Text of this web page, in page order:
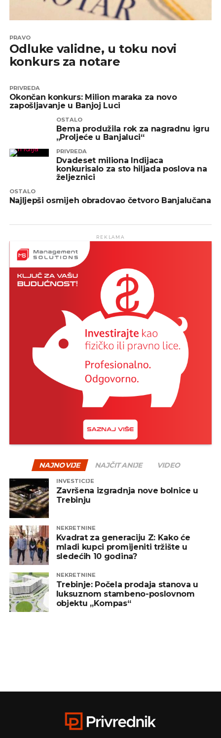
PRAVO
Odluke validne, u toku novi
konkurs za notare
PRIVREDA
Okončan konkurs: Milion maraka za novo
zapošljavanje u Banjoj Luci
OSTALO
Bema produžila rok za nagradnu igru
„Proljeće u Banjaluci“
PRIVREDA
Dvadeset miliona Indijaca
konkurisalo za sto hiljada poslova na
željeznici
OSTALO
Najljepši osmijeh obradovao četvoro Banjalučana
REKLAMA
NAJNOVIJE NAJČITANIJE VIDEO
INVESTICIJE
Završena izgradnja nove bolnice u
Trebinju
NEKRETNINE
Kvadrat za generaciju Z: Kako će
mladi kupci promijeniti tržište u
sledećih 10 godina?
NEKRETNINE
Trebinje: Počela prodaja stanova u
luksuznom stambeno-poslovnom
objektu „Kompas“